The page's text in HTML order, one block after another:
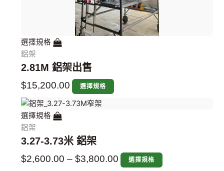
選擇規格
鋁架
2.81M 鋁架出售
$15,200.00 選擇規格
選擇規格
鋁架
3.27-3.73米 鋁架
$2,600.00 – $3,800.00 選擇規格